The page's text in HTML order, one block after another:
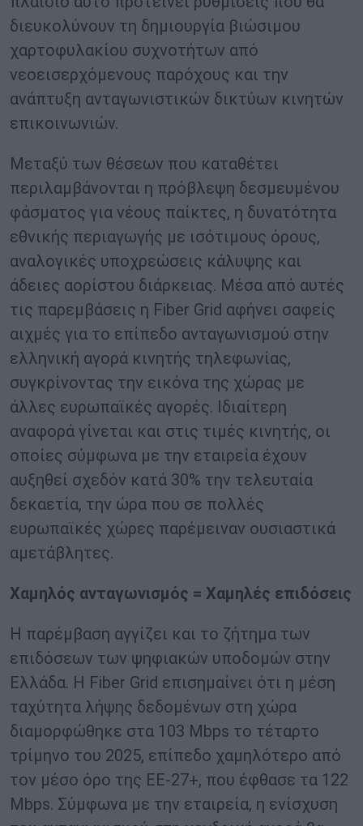
διευκολύνουν τη δημιουργία βιώσιμου
χαρτοφυλακίου συχνοτήτων από
νεοεισερχόμενους παρόχους και την
ανάπτυξη ανταγωνιστικών δικτύων κινητών
επικοινωνιών.
Μεταξύ των θέσεων που καταθέτει
περιλαμβάνονται η πρόβλεψη δεσμευμένου
φάσματος για νέους παίκτες, η δυνατότητα
εθνικής περιαγωγής με ισότιμους όρους,
αναλογικές υποχρεώσεις κάλυψης και
άδειες αορίστου διάρκειας. Μέσα από αυτές
τις παρεμβάσεις η Fiber Grid αφήνει σαφείς
αιχμές για το επίπεδο ανταγωνισμού στην
ελληνική αγορά κινητής τηλεφωνίας,
συγκρίνοντας την εικόνα της χώρας με
άλλες ευρωπαϊκές αγορές. Ιδιαίτερη
αναφορά γίνεται και στις τιμές κινητής, οι
οποίες σύμφωνα με την εταιρεία έχουν
αυξηθεί σχεδόν κατά 30% την τελευταία
δεκαετία, την ώρα που σε πολλές
ευρωπαϊκές χώρες παρέμειναν ουσιαστικά
αμετάβλητες.
Χαμηλός ανταγωνισμός = Χαμηλές επιδόσεις
Η παρέμβαση αγγίζει και το ζήτημα των
επιδόσεων των ψηφιακών υποδομών στην
Ελλάδα. Η Fiber Grid επισημαίνει ότι η μέση
ταχύτητα λήψης δεδομένων στη χώρα
διαμορφώθηκε στα 103 Mbps το τέταρτο
τρίμηνο του 2025, επίπεδο χαμηλότερο από
τον μέσο όρο της ΕΕ-27+, που έφθασε τα 122
Mbps. Σύμφωνα με την εταιρεία, η ενίσχυση